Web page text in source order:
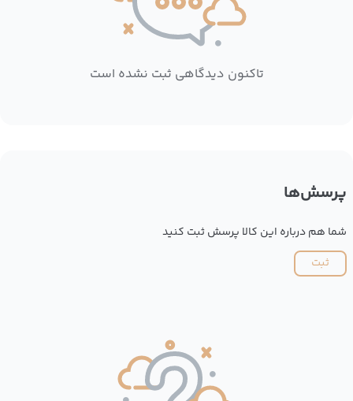
تاکنون دیدگاهی ثبت نشده است
پرسش‌ها
شما هم درباره این کالا پرسش ثبت کنید
ثبت